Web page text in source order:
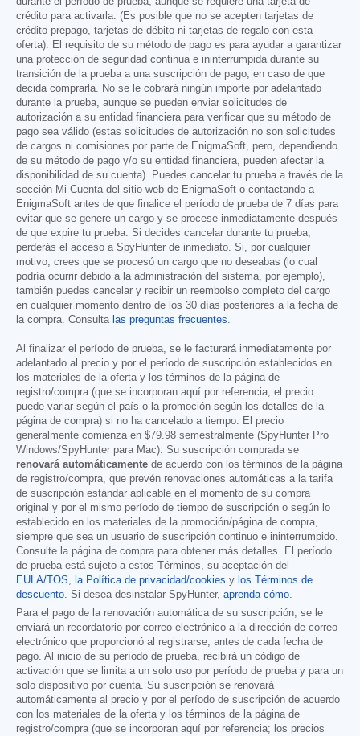
crédito para activarla. (Es posible que no se acepten tarjetas de
crédito prepago, tarjetas de débito ni tarjetas de regalo con esta
oferta). El requisito de su método de pago es para ayudar a garantizar
una protección de seguridad continua e ininterrumpida durante su
transición de la prueba a una suscripción de pago, en caso de que
decida comprarla. No se le cobrará ningún importe por adelantado
durante la prueba, aunque se pueden enviar solicitudes de
autorización a su entidad financiera para verificar que su método de
pago sea válido (estas solicitudes de autorización no son solicitudes
de cargos ni comisiones por parte de EnigmaSoft, pero, dependiendo
de su método de pago y/o su entidad financiera, pueden afectar la
disponibilidad de su cuenta). Puedes cancelar tu prueba a través de la
sección Mi Cuenta del sitio web de EnigmaSoft o contactando a
EnigmaSoft antes de que finalice el período de prueba de 7 días para
evitar que se genere un cargo y se procese inmediatamente después
de que expire tu prueba. Si decides cancelar durante tu prueba,
perderás el acceso a SpyHunter de inmediato. Si, por cualquier
motivo, crees que se procesó un cargo que no deseabas (lo cual
podría ocurrir debido a la administración del sistema, por ejemplo),
también puedes cancelar y recibir un reembolso completo del cargo
en cualquier momento dentro de los 30 días posteriores a la fecha de
la compra. Consulta las preguntas frecuentes.
Al finalizar el período de prueba, se le facturará inmediatamente por
adelantado al precio y por el período de suscripción establecidos en
los materiales de la oferta y los términos de la página de
registro/compra (que se incorporan aquí por referencia; el precio
puede variar según el país o la promoción según los detalles de la
página de compra) si no ha cancelado a tiempo. El precio
generalmente comienza en $79.98 semestralmente (SpyHunter Pro
Windows/SpyHunter para Mac). Su suscripción comprada se
renovará automáticamente de acuerdo con los términos de la página
de registro/compra, que prevén renovaciones automáticas a la tarifa
de suscripción estándar aplicable en el momento de su compra
original y por el mismo período de tiempo de suscripción o según lo
establecido en los materiales de la promoción/página de compra,
siempre que sea un usuario de suscripción continuo e ininterrumpido.
Consulte la página de compra para obtener más detalles. El período
de prueba está sujeto a estos Términos, su aceptación del
EULA/TOS, la Política de privacidad/cookies y los Términos de
descuento. Si desea desinstalar SpyHunter, aprenda cómo.
Para el pago de la renovación automática de su suscripción, se le
enviará un recordatorio por correo electrónico a la dirección de correo
electrónico que proporcionó al registrarse, antes de cada fecha de
pago. Al inicio de su período de prueba, recibirá un código de
activación que se limita a un solo uso por período de prueba y para un
solo dispositivo por cuenta. Su suscripción se renovará
automáticamente al precio y por el período de suscripción de acuerdo
con los materiales de la oferta y los términos de la página de
registro/compra (que se incorporan aquí por referencia; los precios